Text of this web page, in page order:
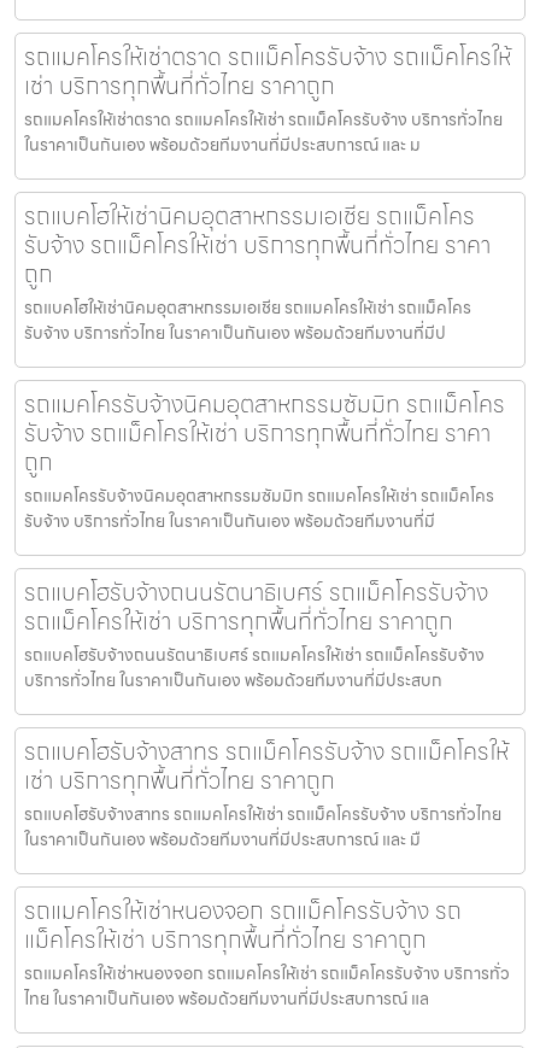
รถแมคโครให้เช่าตราด รถแม็คโครรับจ้าง รถแม็คโครให้
เช่า บริการทุกพื้นที่ทั่วไทย ราคาถูก
รถแมคโครให้เช่าตราด รถแมคโครให้เช่า รถแม็คโครรับจ้าง บริการทั่วไทย
ในราคาเป็นกันเอง พร้อมด้วยทีมงานที่มีประสบการณ์ และ ม
รถแบคโฮให้เช่านิคมอุตสาหกรรมเอเชีย รถแม็คโคร
รับจ้าง รถแม็คโครให้เช่า บริการทุกพื้นที่ทั่วไทย ราคา
ถูก
รถแบคโฮให้เช่านิคมอุตสาหกรรมเอเชีย รถแมคโครให้เช่า รถแม็คโคร
รับจ้าง บริการทั่วไทย ในราคาเป็นกันเอง พร้อมด้วยทีมงานที่มีป
รถแมคโครรับจ้างนิคมอุตสาหกรรมซัมมิท รถแม็คโคร
รับจ้าง รถแม็คโครให้เช่า บริการทุกพื้นที่ทั่วไทย ราคา
ถูก
รถแมคโครรับจ้างนิคมอุตสาหกรรมซัมมิท รถแมคโครให้เช่า รถแม็คโคร
รับจ้าง บริการทั่วไทย ในราคาเป็นกันเอง พร้อมด้วยทีมงานที่มี
รถแบคโฮรับจ้างถนนรัตนาธิเบศร์ รถแม็คโครรับจ้าง
รถแม็คโครให้เช่า บริการทุกพื้นที่ทั่วไทย ราคาถูก
รถแบคโฮรับจ้างถนนรัตนาธิเบศร์ รถแมคโครให้เช่า รถแม็คโครรับจ้าง
บริการทั่วไทย ในราคาเป็นกันเอง พร้อมด้วยทีมงานที่มีประสบก
รถแบคโฮรับจ้างสาทร รถแม็คโครรับจ้าง รถแม็คโครให้
เช่า บริการทุกพื้นที่ทั่วไทย ราคาถูก
รถแบคโฮรับจ้างสาทร รถแมคโครให้เช่า รถแม็คโครรับจ้าง บริการทั่วไทย
ในราคาเป็นกันเอง พร้อมด้วยทีมงานที่มีประสบการณ์ และ มื
รถแมคโครให้เช่าหนองจอก รถแม็คโครรับจ้าง รถ
แม็คโครให้เช่า บริการทุกพื้นที่ทั่วไทย ราคาถูก
รถแมคโครให้เช่าหนองจอก รถแมคโครให้เช่า รถแม็คโครรับจ้าง บริการทั่ว
ไทย ในราคาเป็นกันเอง พร้อมด้วยทีมงานที่มีประสบการณ์ แล